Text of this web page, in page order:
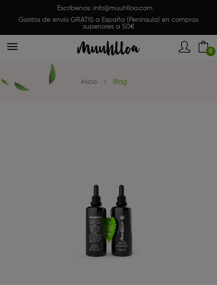
Escríbenos: info@muuhlloa.com
Gastos de envío GRATIS a España (Península) en compras
superiores a 50€
0
Inicio Blog